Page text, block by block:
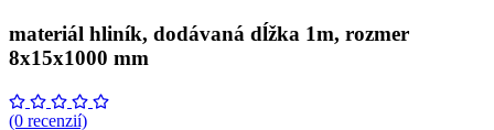
materiál hliník, dodávaná dĺžka 1m, rozmer
8x15x1000 mm
(0 recenzií)